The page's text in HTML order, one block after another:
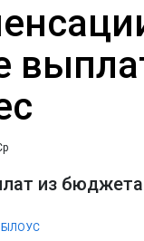
из бюджета